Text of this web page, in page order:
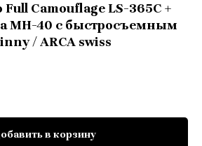
Camouflage LS-365C +
MH-40 с быстросъемным
/ ARCA swiss
в корзину